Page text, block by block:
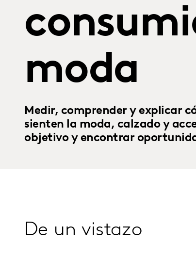
moda
Medir, comprender y explicar
sienten la moda, calzado y
objetivo y encontrar
De un vistazo